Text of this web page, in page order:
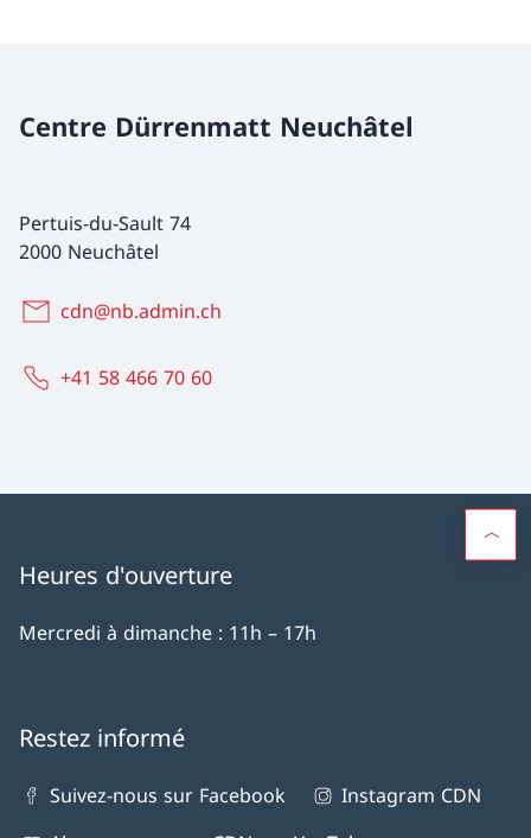
Centre Dürrenmatt Neuchâtel
Pertuis-du-Sault 74
2000 Neuchâtel
cdn@nb.admin.ch
+41 58 466 70 60
Heures d'ouverture
Mercredi à dimanche : 11h – 17h
Restez informé
Suivez-nous sur Facebook
Instagram CDN